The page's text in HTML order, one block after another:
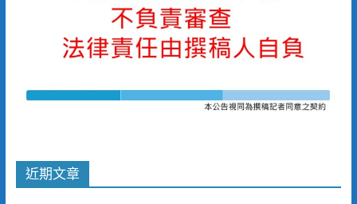
近期文章